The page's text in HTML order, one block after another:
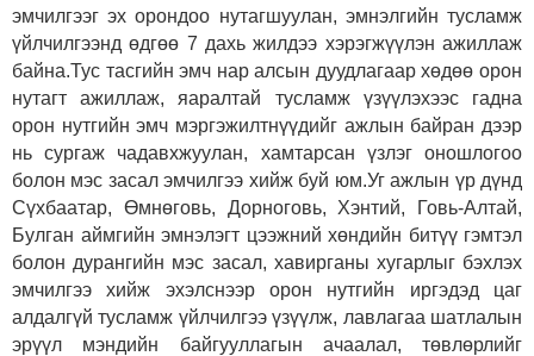
эмчилгээг эх орондоо нутагшуулан, эмнэлгийн тусламж
үйлчилгээнд өдгөө 7 дахь жилдээ хэрэгжүүлэн ажиллаж
байна.Тус тасгийн эмч нар алсын дуудлагаар хөдөө орон
нутагт ажиллаж, яаралтай тусламж үзүүлэхээс гадна
орон нутгийн эмч мэргэжилтнүүдийг ажлын байран дээр
нь сургаж чадавхжуулан, хамтарсан үзлэг оношлогоо
болон мэс засал эмчилгээ хийж буй юм.Уг ажлын үр дүнд
Сүхбаатар, Өмнөговь, Дорноговь, Хэнтий, Говь-Алтай,
Булган аймгийн эмнэлэгт цээжний хөндийн битүү гэмтэл
болон дурангийн мэс засал, хавирганы хугарлыг бэхлэх
эмчилгээ хийж эхэлснээр орон нутгийн иргэдэд цаг
алдалгүй тусламж үйлчилгээ үзүүлж, лавлагаа шатлалын
эрүүл мэндийн байгууллагын ачаалал, төвлөрлийг